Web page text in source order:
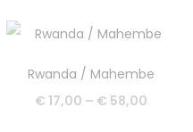
€
Rwanda / Mahembe
€ 17,00 – € 58,00